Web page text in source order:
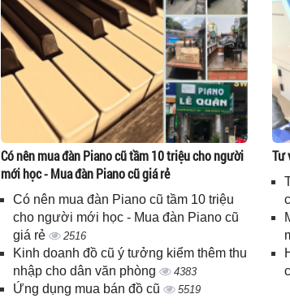
Có nên mua đàn Piano cũ tầm 10 triệu cho người
mới học - Mua đàn Piano cũ giá rẻ
Có nên mua đàn Piano cũ tầm 10 triệu
cho người mới học - Mua đàn Piano cũ
giá rẻ
2516
Kinh doanh đồ cũ ý tưởng kiểm thêm thu
nhập cho dân văn phòng
4383
Ứng dụng mua bán đồ cũ 5519
Tư